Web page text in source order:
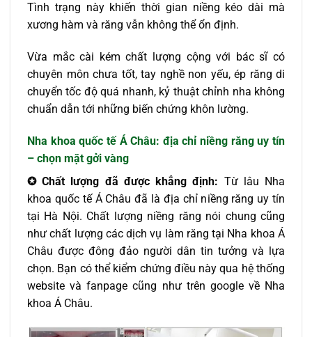
Tình trạng này khiến thời gian niềng kéo dài mà
xương hàm và răng vẫn không thể ổn định.
Vừa mắc cài kém chất lượng cộng với bác sĩ có
chuyên môn chưa tốt, tay nghề non yếu, ép răng di
chuyển tốc độ quá nhanh, kỷ thuật chỉnh nha không
chuẩn dẫn tới những biến chứng khôn lường.
Nha khoa quốc tế Á Châu: địa chỉ niềng răng uy tín
– chọn mặt gởi vàng
✪Chất lượng đã được khẳng định: Từ lâu Nha
khoa quốc tế Á Châu đã là địa chỉ niềng răng uy tín
tại Hà Nội. Chất lượng niềng răng nói chung cũng
như chất lượng các dịch vụ làm răng tại Nha khoa Á
Châu được đông đảo người dân tin tưởng và lựa
chọn. Bạn có thể kiểm chứng điều này qua hệ thống
website và fanpage cũng như trên google về Nha
khoa Á Châu.